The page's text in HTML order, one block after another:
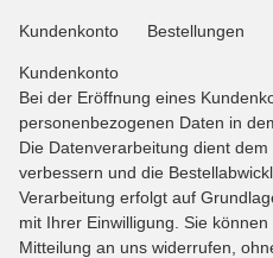
Kundenkonto Bestellungen
Kundenkonto
Bei der Eröffnung eines
personenbezogenen Daten in
Die Datenverarbeitung dient
verbessern und die
Verarbeitung erfolgt auf
mit Ihrer Einwilligung. Sie
Mitteilung an uns widerrufen,